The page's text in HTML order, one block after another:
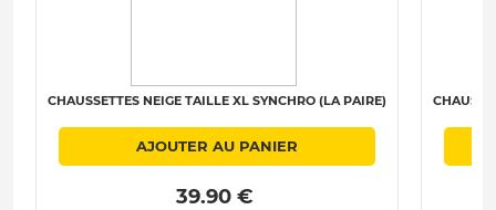
CHAUSSETTES NEIGE TAILLE XL SYNCHRO (LA PAIRE)
AJOUTER AU PANIER
39.90 €